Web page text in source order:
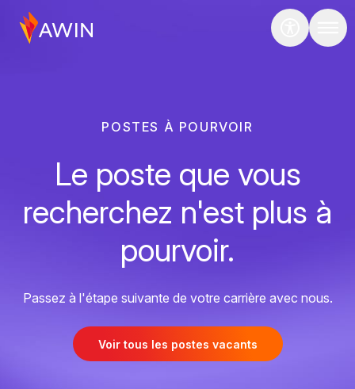
POSTES À POURVOIR
Le poste que vous
recherchez n'est plus à
pourvoir.
Passez à l'étape suivante de votre carrière avec nous.
Voir tous les postes vacants